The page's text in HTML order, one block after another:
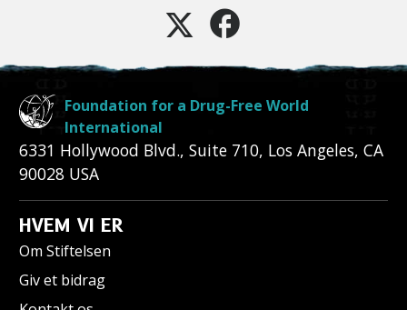
Foundation for a Drug-Free World
International
6331 Hollywood Blvd., Suite 710, Los Angeles, CA
90028 USA
HVEM VI ER
Om Stiftelsen
Giv et bidrag